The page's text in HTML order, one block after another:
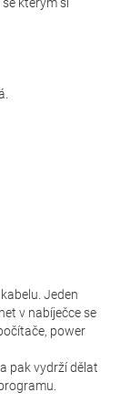
se kterým si
Jeden
v nabíječce se
power
pak vydrží dělat